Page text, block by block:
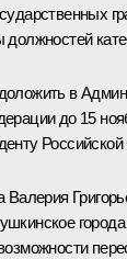
должностей
в
до 15
Валерия